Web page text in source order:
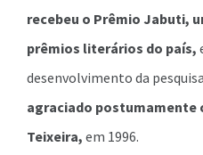
recebeu o Prêmio Jabuti,
prêmios literários do país,
desenvolvimento da
agraciado postumamente
Teixeira, em 1996.